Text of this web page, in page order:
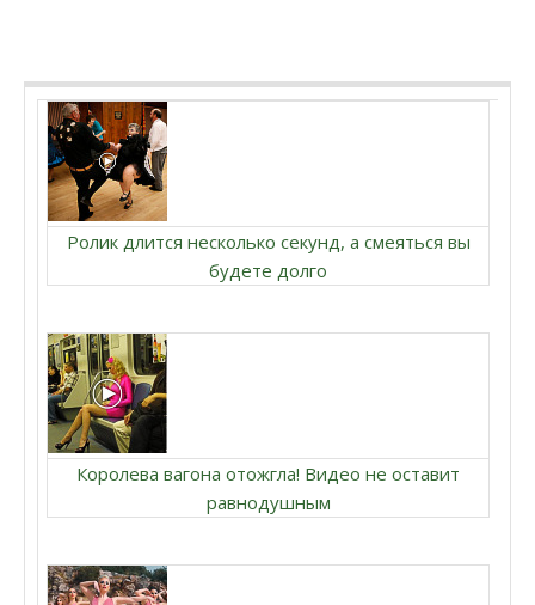
Ролик длится несколько секунд, а смеяться вы
будете долго
Королева вагона отожгла! Видео не оставит
равнодушным